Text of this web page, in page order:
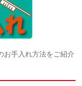
お手入れ方法をご紹介